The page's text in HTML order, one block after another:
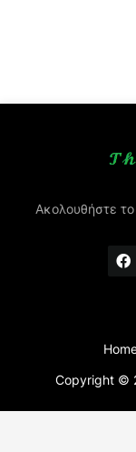
Ακολουθήστε
Copyright ©